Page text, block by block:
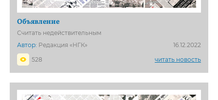
Объявление
Считать недействительным
Автор: Редакция «НГК»
16.12.2022
528
читать новость